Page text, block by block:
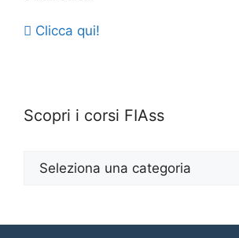
Clicca qui!
Scopri i corsi FIAss